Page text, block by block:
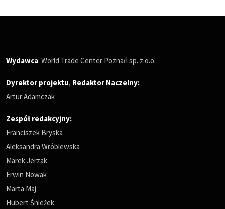
Wydawca: World Trade Center Poznań sp. z o.o.
Dyrektor projektu, Redaktor Naczelny:
Artur Adamczak
Zespół redakcyjny:
Franciszek Bryska
Aleksandra Wróblewska
Marek Jerzak
Erwin Nowak
Marta Maj
Hubert Śnieżek